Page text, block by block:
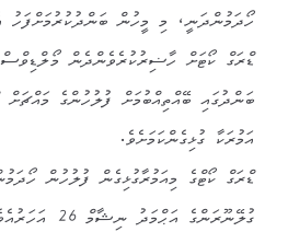
ހޯދަމުންދަނީ، މި މީހުން ބަންދުކުރުމަށްފަހު
ޑްރަގް ކޯޓަށް ހާޟިރުކުރެވެންދެން
ބަންދުގައި ބޭއްތިއްބުމަށް ފުލުހުންގެ
އަމުރަކާ ގުޅިގެންކަމަށެވެ.
ޑްރަގް ކޯޓްގެ މިއަމުރާގުޅިގެން ފުލުހުން
ގުލޭނޫރަންގެ އަޙްމަދު ނިޝާމް 26 އަހަރުއެވެ.